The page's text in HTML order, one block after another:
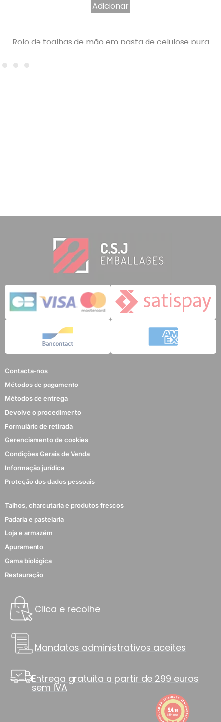
Rolo de toalhas de mão em pasta de celulose pura
Adicionar
Contacta-nos
Métodos de pagamento
Métodos de entrega
Devolve o procedimento
Formulário de retirada
Gerenciamento de cookies
Condições Gerais de Venda
Informação jurídica
Proteção dos dados pessoais
Talhos, charcutaria e produtos frescos
Padaria e pastelaria
Loja e armazém
Apuramento
Gama biológica
Restauração
Clica e recolhe
Mandatos administrativos aceites
Entrega gratuita a partir de 299 euros
sem IVA
9.4/10
8844 notas